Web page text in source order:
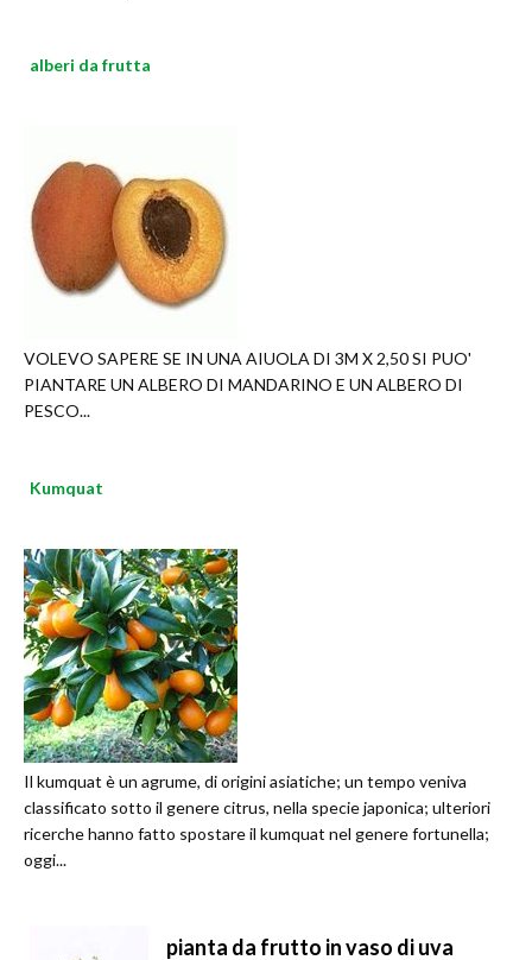
alberi da frutta
VOLEVO SAPERE SE IN UNA AIUOLA DI 3M X 2,50 SI PUO'
PIANTARE UN ALBERO DI MANDARINO E UN ALBERO DI
PESCO...
Kumquat
Il kumquat è un agrume, di origini asiatiche; un tempo veniva
classificato sotto il genere citrus, nella specie japonica; ulteriori
ricerche hanno fatto spostare il kumquat nel genere fortunella;
oggi...
pianta da frutto in vaso di uva